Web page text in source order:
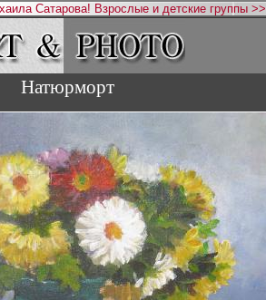
Сатарова! Взрослые и детские группы >>
Натюрморт